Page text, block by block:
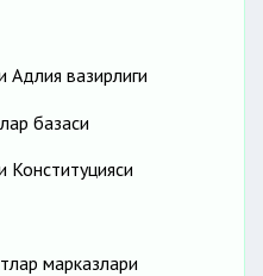
Адлия вазирлиги
базаси
Конституцияси
марказлари